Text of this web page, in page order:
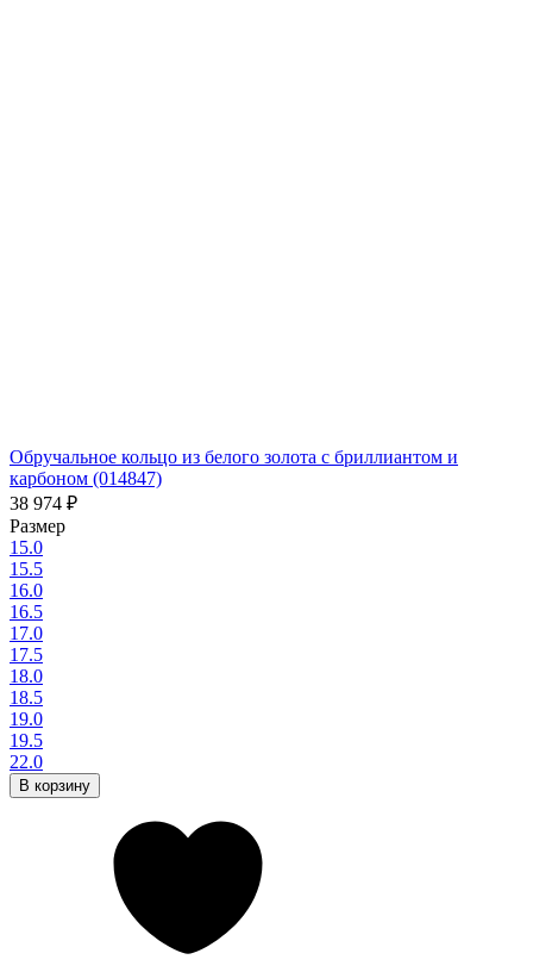
Обручальное кольцо из белого золота с бриллиантом и
карбоном (014847)
38 974 ₽
Размер
15.0
15.5
16.0
16.5
17.0
17.5
18.0
18.5
19.0
19.5
22.0
В корзину